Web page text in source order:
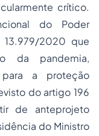
crítico.
do Poder
13.979/2020 que
da pandemia,
para a proteção
do artigo 196
de anteprojeto
do Ministro